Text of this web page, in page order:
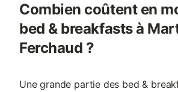
Combien coûtent en
bed & breakfasts à
Ferchaud ?
Une grande partie des bed &